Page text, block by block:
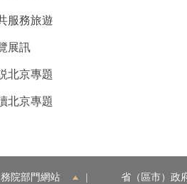
服務旅遊
展訊
北京專題
北京專題
院部門網站 省（區市）政